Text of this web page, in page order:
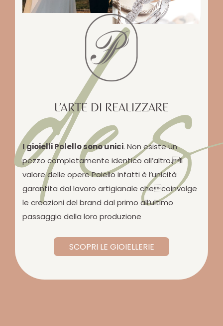
L’ARTE DI REALIZZARE
I gioielli Polello sono unici. Non esiste un
pezzo completamente identico all’altro.Il
valore delle opere Polello infatti è l’unicità
garantita dal lavoro artigianale checoinvolge
le creazioni del brand dal primo all’ultimo
passaggio della loro produzione
SCOPRI LE GIOIELLERIE